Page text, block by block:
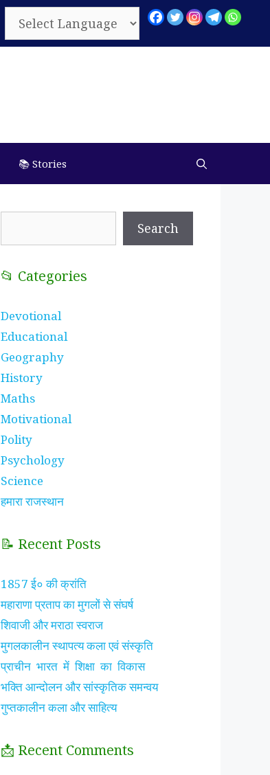
📚 Stories
Search
📂 Categories
Devotional
Educational
Geography
History
Maths
Motivational
Polity
Psychology
Science
हमारा राजस्थान
📝 Recent Posts
1857 ई० की क्रांति
महाराणा प्रताप का मुगलों से संघर्ष
शिवाजी और मराठा स्वराज
मुगलकालीन स्थापत्य कला एवं संस्कृति
प्राचीन भारत में शिक्षा का विकास
भक्ति आन्दोलन और सांस्कृतिक समन्वय
गुप्तकालीन कला और साहित्य
📩 Recent Comments